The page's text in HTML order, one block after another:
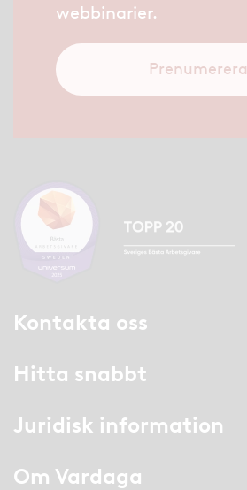
webbinarier.
Prenumerera
Kontakta oss
Hitta snabbt
Juridisk information
Om Vardaga